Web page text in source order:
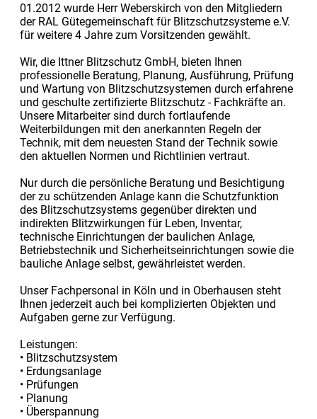
01.2012 wurde Herr Weberskirch von den Mitgliedern
der RAL Gütegemeinschaft für Blitzschutzsysteme e.V.
für weitere 4 Jahre zum Vorsitzenden gewählt.
Wir, die Ittner Blitzschutz GmbH, bieten Ihnen
professionelle Beratung, Planung, Ausführung, Prüfung
und Wartung von Blitzschutzsystemen durch erfahrene
und geschulte zertifizierte Blitzschutz - Fachkräfte an.
Unsere Mitarbeiter sind durch fortlaufende
Weiterbildungen mit den anerkannten Regeln der
Technik, mit dem neuesten Stand der Technik sowie
den aktuellen Normen und Richtlinien vertraut.
Nur durch die persönliche Beratung und Besichtigung
der zu schützenden Anlage kann die Schutzfunktion
des Blitzschutzsystems gegenüber direkten und
indirekten Blitzwirkungen für Leben, Inventar,
technische Einrichtungen der baulichen Anlage,
Betriebstechnik und Sicherheitseinrichtungen sowie die
bauliche Anlage selbst, gewährleistet werden.
Unser Fachpersonal in Köln und in Oberhausen steht
Ihnen jederzeit auch bei komplizierten Objekten und
Aufgaben gerne zur Verfügung.
Leistungen:
• Blitzschutzsystem
• Erdungsanlage
• Prüfungen
• Planung
• Überspannung